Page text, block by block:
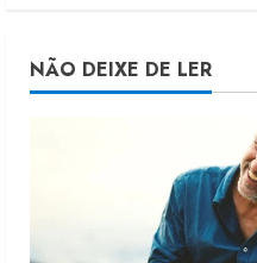
NÃO DEIXE DE LER